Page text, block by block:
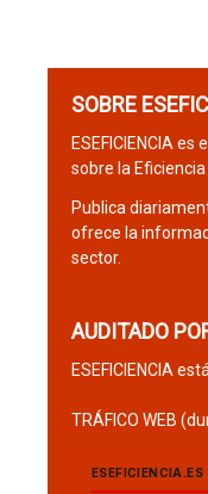
SOBRE
ESEFICIENCIA
sobre la Eficiencia
Publica
ofrece la
sector.
AUDITADO
ESEFICIENCIA
TRÁFICO WEB